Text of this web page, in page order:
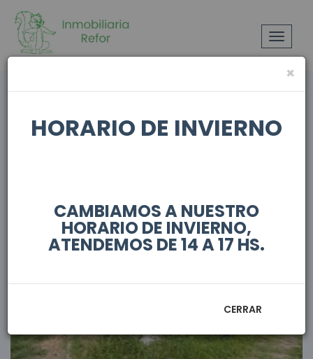
Toggle
MOSTRAR FILTROS
En venta
×
HORARIO DE INVIERNO
CAMBIAMOS A NUESTRO
HORARIO DE INVIERNO,
ATENDEMOS DE 14 A 17 HS.
CERRAR